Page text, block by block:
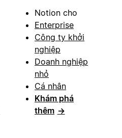
Notion cho
Enterprise
Công ty khởi
nghiệp
Doanh nghiệp
nhỏ
Cá nhân
Khám phá
thêm →